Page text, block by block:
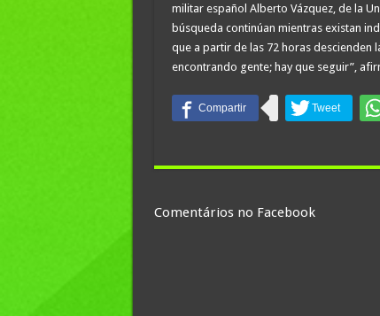
militar español Alberto Vázquez, de la
búsqueda continúan mientras existan
que a partir de las 72 horas
encontrando gente; hay que seguir”,
Comentários no Facebook